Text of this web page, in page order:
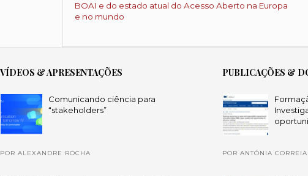
BOAI e do estado atual do Acesso Aberto na Europa
e no mundo
VÍDEOS & APRESENTAÇÕES
Comunicando ciência para
“stakeholders”
POR ALEXANDRE ROCHA
PUBLICAÇÕES &
POR ANTÓNIA CORREIA